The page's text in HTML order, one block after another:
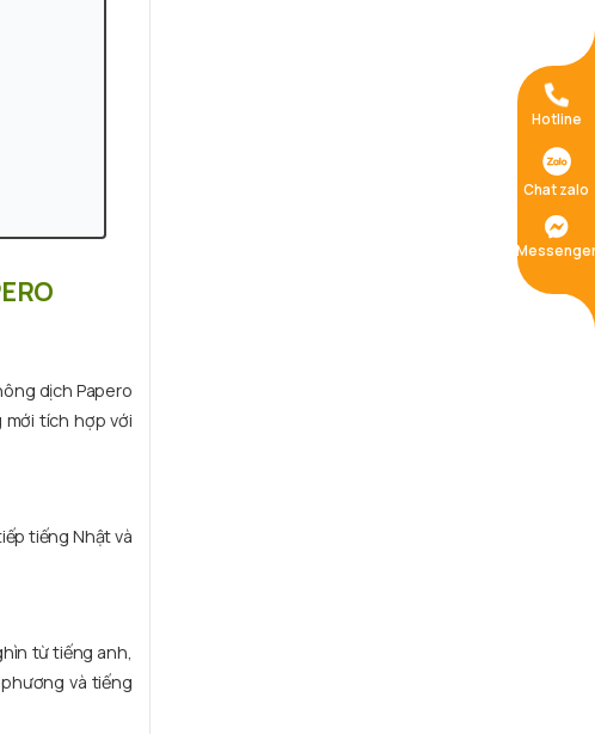
dịch Papero
tích hợp với
tiếng Nhật và
từ tiếng anh,
và tiếng
Hotline
Chat zalo